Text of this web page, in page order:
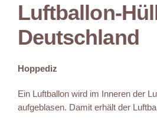
Luftballon-
Deutschland
Hoppediz
Ein Luftballon wird im Inneren der
aufgeblasen. Damit erhält der